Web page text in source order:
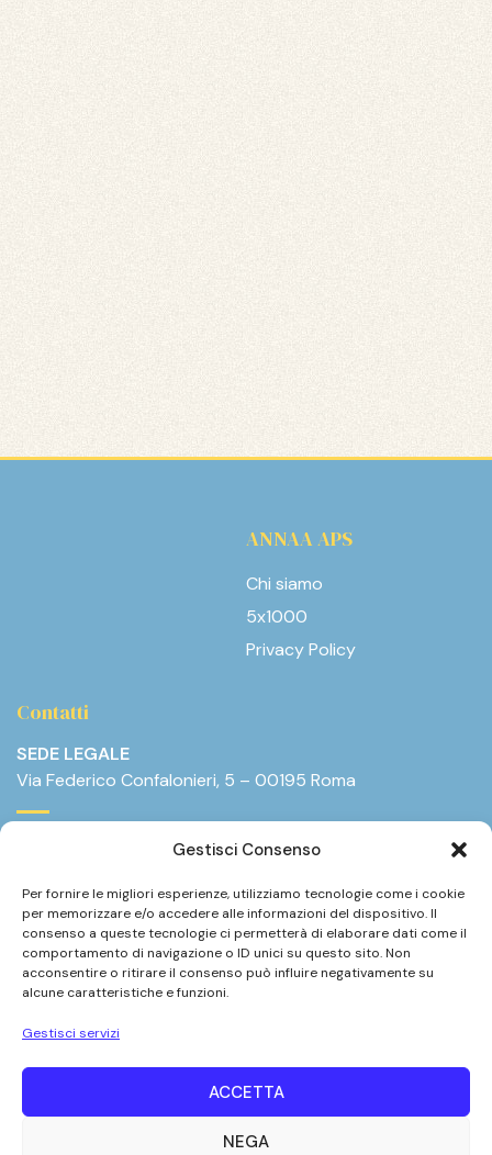
Gestisci Consenso
Per fornire le migliori esperienze, utilizziamo tecnologie come i cookie
per memorizzare e/o accedere alle informazioni del dispositivo. Il
consenso a queste tecnologie ci permetterà di elaborare dati come il
comportamento di navigazione o ID unici su questo sito. Non
acconsentire o ritirare il consenso può influire negativamente su
alcune caratteristiche e funzioni.
Gestisci servizi
ACCETTA
NEGA
ANNAA APS
Chi siamo
5x1000
Privacy Policy
Contatti
SEDE LEGALE
Via Federico Confalonieri, 5 – 00195 Roma
info@annaa.it